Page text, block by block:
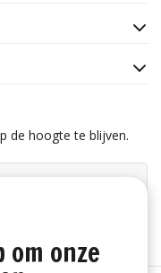
de hoogte te blijven.
om onze